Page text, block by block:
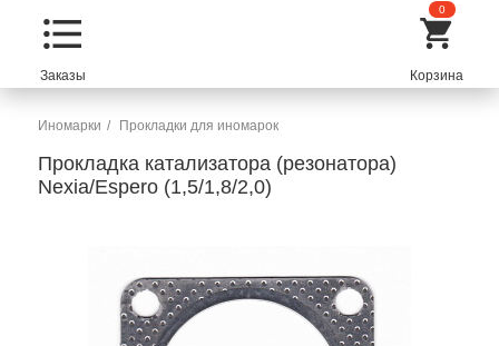
0
Иномарки Прокладки для иномарок
Прокладка катализатора (резонатора)
Nexia/Espero (1,5/1,8/2,0)